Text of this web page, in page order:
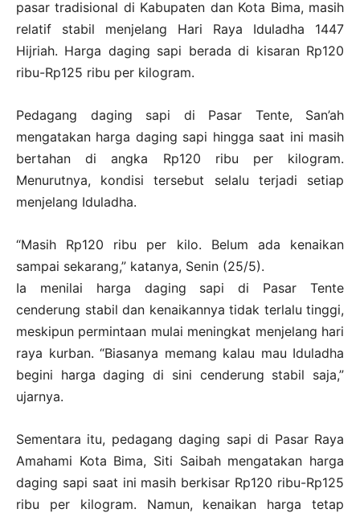
pasar tradisional di Kabupaten dan Kota Bima, masih
relatif stabil menjelang Hari Raya Iduladha 1447
Hijriah. Harga daging sapi berada di kisaran Rp120
ribu-Rp125 ribu per kilogram.
Pedagang daging sapi di Pasar Tente, San’ah
mengatakan harga daging sapi hingga saat ini masih
bertahan di angka Rp120 ribu per kilogram.
Menurutnya, kondisi tersebut selalu terjadi setiap
menjelang Iduladha.
“Masih Rp120 ribu per kilo. Belum ada kenaikan
sampai sekarang,” katanya, Senin (25/5).
Ia menilai harga daging sapi di Pasar Tente
cenderung stabil dan kenaikannya tidak terlalu tinggi,
meskipun permintaan mulai meningkat menjelang hari
raya kurban. “Biasanya memang kalau mau Iduladha
begini harga daging di sini cenderung stabil saja,”
ujarnya.
Sementara itu, pedagang daging sapi di Pasar Raya
Amahami Kota Bima, Siti Saibah mengatakan harga
daging sapi saat ini masih berkisar Rp120 ribu-Rp125
ribu per kilogram. Namun, kenaikan harga tetap